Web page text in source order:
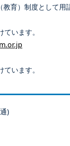
育）制度として用
います。
います。
)